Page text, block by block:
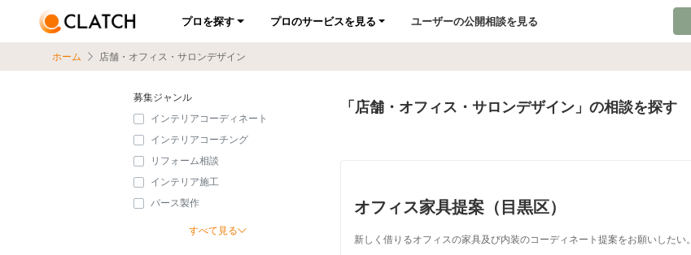
プロを探す プロのサービスを見る ユーザーの公開相談を見る
ホーム 店舗・オフィス・サロンデザイン
「店舗・オフィス・サロンデザイン」の相談を探す
オフィス家具提案（目黒区）
新しく借りるオフィスの家具及び内装のコーディネート提案をお願いしたい。
募集ジャンル
インテリアコーディネート
インテリアコーチング
リフォーム相談
インテリア施工
パース製作
すべて見る